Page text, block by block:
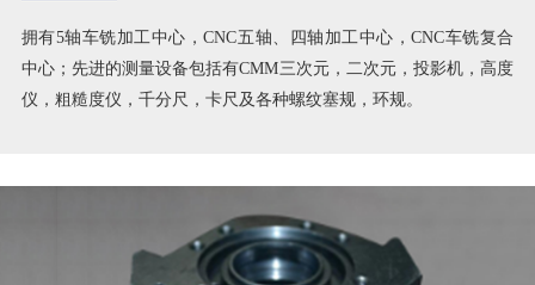
拥有5轴车铣加工中心，CNC五轴、四轴加工中心，CNC车铣复合
中心；先进的测量设备包括有CMM三次元，二次元，投影机，高度
仪，粗糙度仪，千分尺，卡尺及各种螺纹塞规，环规。